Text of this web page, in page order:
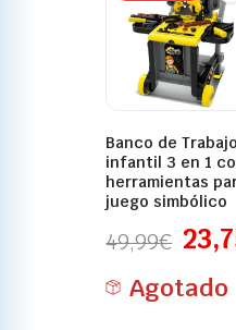
Banco de Trabajo
infantil 3 en 1
herramientas
juego simbólico
49,99€
Agotado